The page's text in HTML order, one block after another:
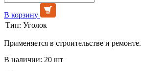
В корзину
Тип: Уголок
Применяется в строительстве и ремонте.
В наличии: 20 шт